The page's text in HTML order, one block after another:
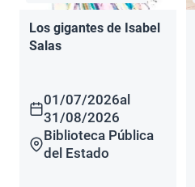
Los gigantes de Isabel
Salas
01/07/2026al
31/08/2026
Biblioteca Pública
del Estado